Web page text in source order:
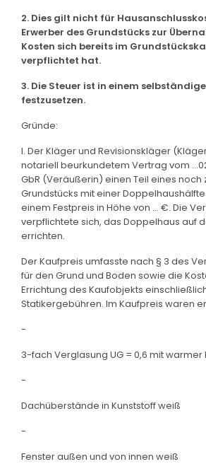
2. Dies gilt nicht für
Erwerber des Grundstücks zur
Kosten sich bereits im
verpflichtet hat.
3. Die Steuer ist in einem
festzusetzen.
Gründe:
I. Der Kläger und Revisionskläger
notariell beurkundetem Vertrag vom
GbR (Veräußerin) einen Teil eines
Grundstücks mit einer
einem Festpreis in Höhe von ... €. Die
verpflichtete sich, das Doppelhaus auf
errichten.
Der Kaufpreis umfasste nach § 3 des
für den Grund und Boden sowie die
Errichtung des Kaufobjekts
Statikergebühren. Im Kaufpreis waren
-
3-fach Verglasung UG = 0,6 mit warmer
-
Dachüberstände in Kunststoff weiß
-
Fenster außen und von innen weiß